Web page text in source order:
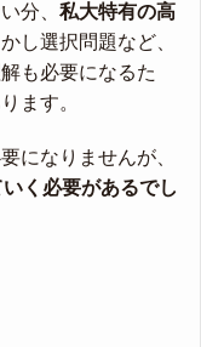
分、 私大特有の高
かし選択問題など、
も必要になるた
ます。
になりませんが、
く必要があるでし